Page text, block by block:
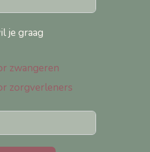
je graag
zwangeren
zorgverleners